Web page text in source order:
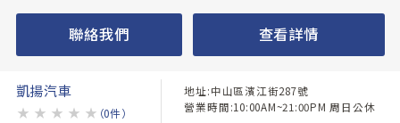
聯絡我們 查看詳情
凱揚汽車
★ ★ ★ ★ ★ （0件）
地址:中山區濱江街287號
營業時間:10:00AM~21:00PM 周日公休